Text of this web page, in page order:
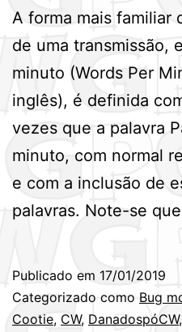
A forma mais familiar
de uma transmissão,
minuto (Words Per
inglês), é definida
vezes que a palavra
minuto, com normal
e com a inclusão de
palavras. Note-se
Publicado em 17/01/2019
Categorizado como Bug
Cootie, CW, DanadospóCW,